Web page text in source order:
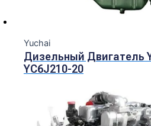
Yuchai
Дизельный Двигатель
YC6J210-20